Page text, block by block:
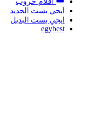
ايجي بست الجديد
ايجي بست البديل
egybest